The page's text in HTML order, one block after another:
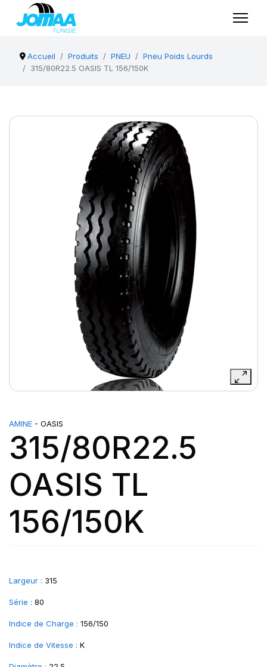
Accueil Produits PNEU
Pneu Poids Lourds
315/80R22.5 OASIS TL 156/150K
AMINE - OASIS
315/80R22.5
OASIS TL
156/150K
Largeur : 315
Série : 80
Indice de Charge : 156/150
Indice de Vitesse : K